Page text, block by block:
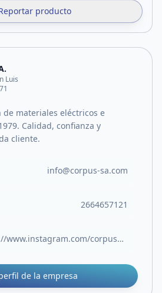
producto
Luis
materiales eléctricos e
Calidad, confianza y
cliente.
info@corpus-sa.com
2664657121
https://www.instagram.com/corpusmateriales/
de la empresa